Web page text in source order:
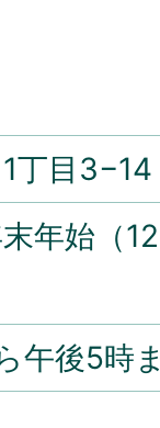
丁目3−14
年始（
午後5時